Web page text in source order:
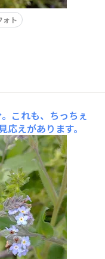
ト
これも、ちっちぇ
えがあります。